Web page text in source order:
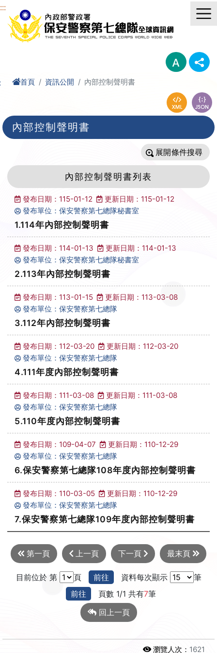
進入內容區塊
:::
首頁 資訊公開 內部控制聲明書
內部控制聲明書
條件搜尋
內部控制聲明書列表
發布日期：115-01-12
更新日期：115-01-12
發布單位：保安警察第七總隊秘書室
1.114年內部控制聲明書
發布日期：114-01-13
更新日期：114-01-13
發布單位：保安警察第七總隊秘書室
2.113年內部控制聲明書
發布日期：113-01-15
更新日期：113-03-08
發布單位：保安警察第七總隊
3.112年內部控制聲明書
發布日期：112-03-20
更新日期：112-03-20
發布單位：保安警察第七總隊
4.111年度內部控制聲明書
發布日期：111-03-08
更新日期：111-03-08
發布單位：保安警察第七總隊
5.110年度內部控制聲明書
發布日期：109-04-07
更新日期：110-12-29
發布單位：保安警察第七總隊
6.保安警察第七總隊108年度內部控制聲明書
發布日期：110-03-05
更新日期：110-12-29
發布單位：保安警察第七總隊
7.保安警察第七總隊109年度內部控制聲明書
第一頁 上一頁 下一頁 最末頁
目前位於 第 頁 前往 資料每次顯示
筆
前往
頁數 1/1 共有7筆
回上一頁
瀏覽人次： 1621